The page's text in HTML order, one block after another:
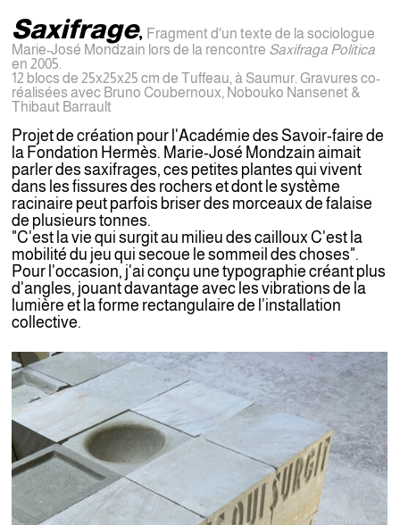
Saxifrage, Fragment d'un texte de la sociologue
Marie-José Mondzain lors de la rencontre Saxifraga Politica
en 2005.
12 blocs de 25x25x25 cm de Tuffeau, à Saumur.Gravures co-
réalisées avec Bruno Coubernoux, Nobouko Nansenet &
Thibaut Barrault
Projet de création pour l'Académiedes Savoir-faire de
la Fondation Hermès. Marie-José Mondzain aimait
parler des saxifrages, ces petites plantes qui vivent
dans les fissures des rochers et dont le système
racinaire peut parfois briser des morceaux de falaise
de plusieurs tonnes.
"C'est la vie qui surgit au milieu des cailloux C'est la
mobilité du jeu qui secoue le sommeil des choses".
Pour l'occasion, j'ai conçu une typographie créant plus
d'angles, jouant davantage avec les vibrations de la
lumière et la forme rectangulaire de l’installation
collective.